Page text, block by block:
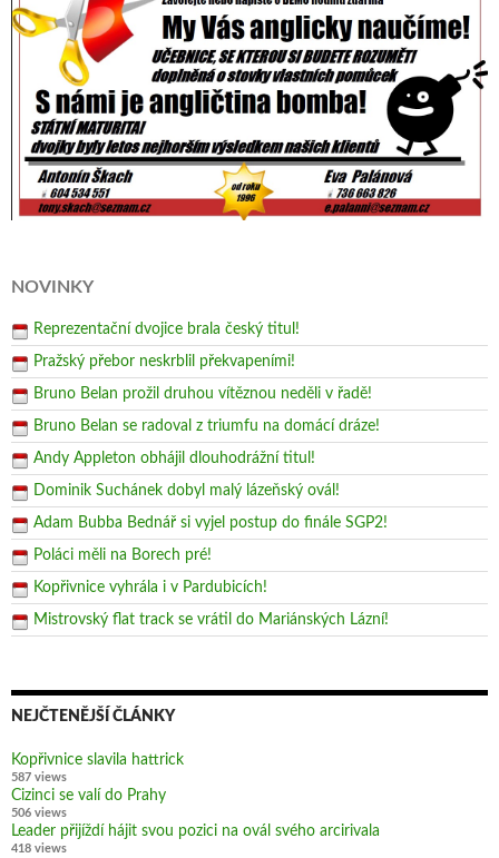
NOVINKY
Reprezentační dvojice brala český titul!
Pražský přebor neskrblil překvapeními!
Bruno Belan prožil druhou vítěznou neděli v řadě!
Bruno Belan se radoval z triumfu na domácí dráze!
Andy Appleton obhájil dlouhodrážní titul!
Dominik Suchánek dobyl malý lázeňský ovál!
Adam Bubba Bednář si vyjel postup do finále SGP2!
Poláci měli na Borech pré!
Kopřivnice vyhrála i v Pardubicích!
Mistrovský flat track se vrátil do Mariánských Lázní!
NEJČTENĚJŠÍ ČLÁNKY
Kopřivnice slavila hattrick
587 views
Cizinci se valí do Prahy
506 views
Leader přijíždí hájit svou pozici na ovál svého arcirivala
418 views